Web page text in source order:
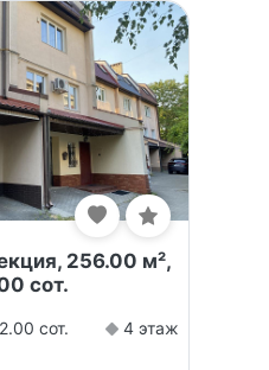
256.00 м²,
сот.
2.00 сот. 4 этаж